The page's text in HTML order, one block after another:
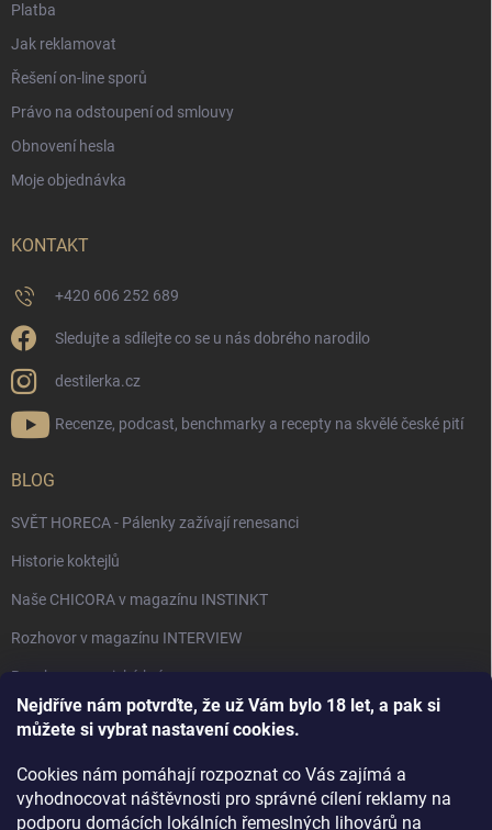
Nejdříve nám potvrďte, že už Vám bylo 18 let, a pak si
můžete si vybrat nastavení cookies.
Cookies nám pomáhají rozpoznat co Vás zajímá a
vyhodnocovat náštěvnosti pro správné cílení reklamy na
podporu domácích lokálních řemeslných lihovárů na
Platba
Jak reklamovat
Řešení on-line sporů
Právo na odstoupení od smlouvy
Obnovení hesla
Moje objednávka
KONTAKT
+420 606 252 689
Sledujte a sdílejte co se u nás dobrého narodilo
destilerka.cz
Recenze, podcast, benchmarky a recepty na skvělé české pití
BLOG
SVĚT HORECA - Pálenky zažívají renesanci
Historie koktejlů
Naše CHICORA v magazínu INSTINKT
Rozhovor v magazínu INTERVIEW
Bourbon, americká krása.
Napsali v TÝDNU o naší práci
Rozhovor s DESTILERKA.CZ v magazínu DRINKING-CAT